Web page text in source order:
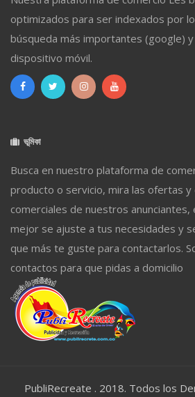
optimizados para ser indexados por
búsqueda más importantes (google)
dispositivo móvil.
ভূমিকা
Busca en nuestro plataforma de
producto o servicio, mira las ofertas
comerciales de nuestros
mejor se ajuste a tus necesidades y
que más te guste para contactarlos.
contactos para que pidas a domicilio
PubliRecreate . 2018. Todos los